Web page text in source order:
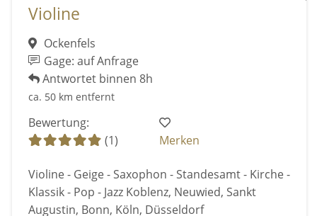
Violine
Ockenfels
Gage: auf Anfrage
Antwortet binnen 8h
ca. 50 km entfernt
Bewertung:
(1)
Merken
Violine - Geige - Saxophon - Standesamt - Kirche -
Klassik - Pop - Jazz Koblenz, Neuwied, Sankt
Augustin, Bonn, Köln, Düsseldorf